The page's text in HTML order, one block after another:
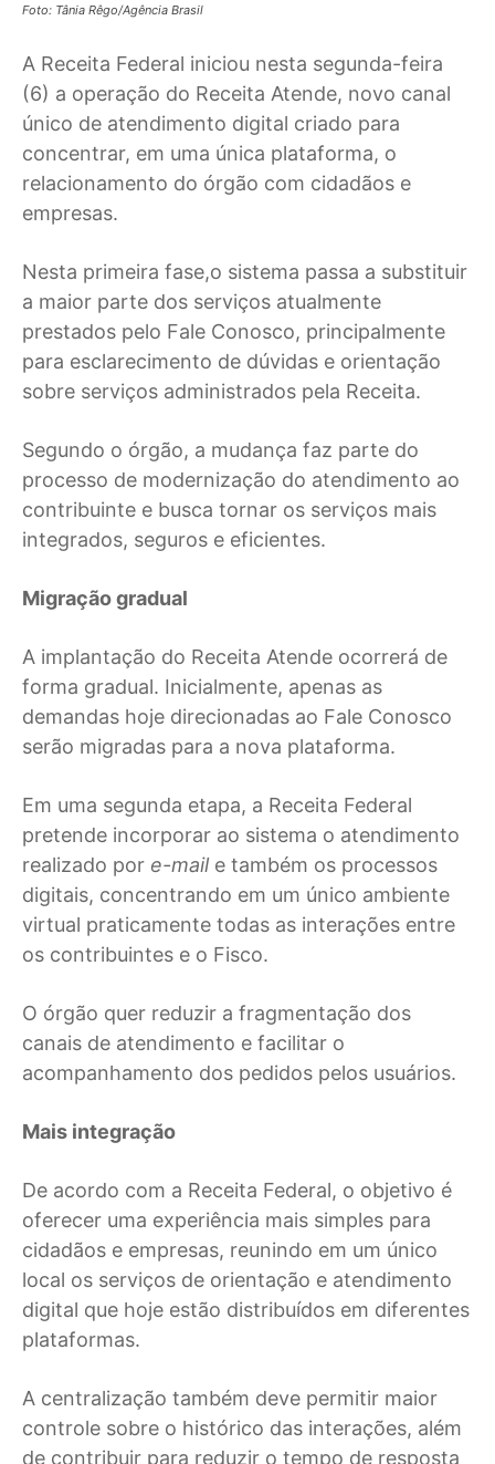
Foto: Tânia Rêgo/Agência Brasil
A Receita Federal iniciou nesta segunda-feira
(6) a operação do Receita Atende, novo canal
único de atendimento digital criado para
concentrar, em uma única plataforma, o
relacionamento do órgão com cidadãos e
empresas.
Nesta primeira fase,o sistema passa a substituir
a maior parte dos serviços atualmente
prestados pelo Fale Conosco, principalmente
para esclarecimento de dúvidas e orientação
sobre serviços administrados pela Receita.
Segundo o órgão, a mudança faz parte do
processo de modernização do atendimento ao
contribuinte e busca tornar os serviços mais
integrados, seguros e eficientes.
Migração gradual
A implantação do Receita Atende ocorrerá de
forma gradual. Inicialmente, apenas as
demandas hoje direcionadas ao Fale Conosco
serão migradas para a nova plataforma.
Em uma segunda etapa, a Receita Federal
pretende incorporar ao sistema o atendimento
realizado por e-mail e também os processos
digitais, concentrando em um único ambiente
virtual praticamente todas as interações entre
os contribuintes e o Fisco.
O órgão quer reduzir a fragmentação dos
canais de atendimento e facilitar o
acompanhamento dos pedidos pelos usuários.
Mais integração
De acordo com a Receita Federal, o objetivo é
oferecer uma experiência mais simples para
cidadãos e empresas, reunindo em um único
local os serviços de orientação e atendimento
digital que hoje estão distribuídos em diferentes
plataformas.
A centralização também deve permitir maior
controle sobre o histórico das interações, além
de contribuir para reduzir o tempo de resposta